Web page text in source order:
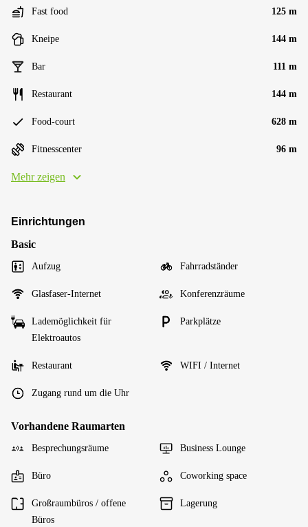
Fast food 125 m
Kneipe 144 m
Bar 111 m
Restaurant 144 m
Food-court 628 m
Fitnesscenter 96 m
Mehr zeigen
Einrichtungen
Basic
Aufzug Fahrradständer
Glasfaser-Internet Konferenzräume
Lademöglichkeit für
Elektroautos
Parkplätze
Restaurant WIFI / Internet
Zugang rund um die Uhr
Vorhandene Raumarten
Besprechungsräume Business Lounge
Büro Coworking space
Großraumbüros / offene
Büros
Lagerung